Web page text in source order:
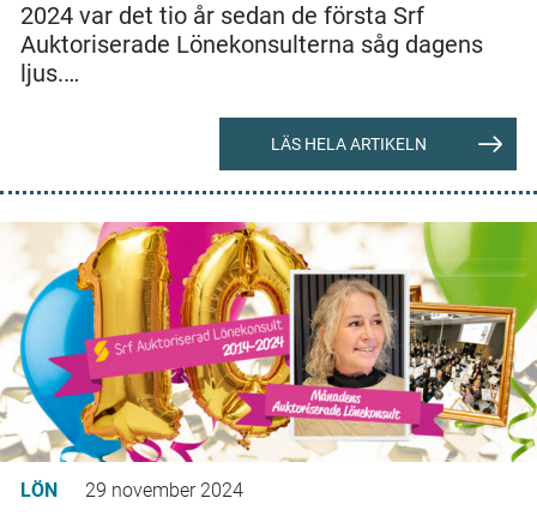
2024 var det tio år sedan de första Srf
Auktoriserade Lönekonsulterna såg dagens
ljus.…
LÄS HELA ARTIKELN
LÖN 29 november 2024